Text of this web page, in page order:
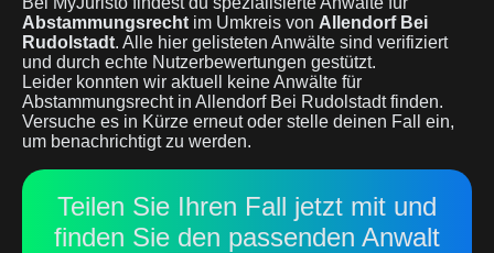
Abstammungsrecht im Umkreis von Allendorf Bei
Rudolstadt. Alle hier gelisteten Anwälte sind verifiziert
und durch echte Nutzerbewertungen gestützt.
Leider konnten wir aktuell keine Anwälte für
Abstammungsrecht in Allendorf Bei Rudolstadt finden.
Versuche es in Kürze erneut oder stelle deinen Fall ein,
um benachrichtigt zu werden.
Teilen Sie Ihren Fall jetzt mit und
finden Sie den passenden Anwalt